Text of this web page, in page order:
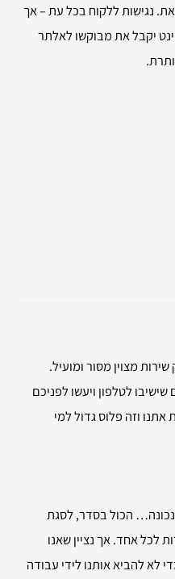
נגישות ללקוח בכל עת – אך
יקבל את מבוקשו לאלתר
מצוין מסור ומועיל.
לטלפון ויעשו לפניכם
וזה פלוס גדול למי
נכונה… הכול בסדר, לסגת
לכל אחד. אך נציין שאנו
לא להביא אותנו לידי עבודה